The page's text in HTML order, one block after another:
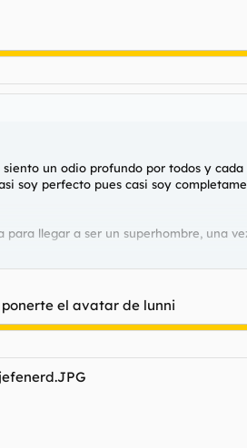
siento un odio profundo por todos y
soy perfecto pues casi soy
para llegar a ser un superhombre, una
risa sadica
el avatar de lunni